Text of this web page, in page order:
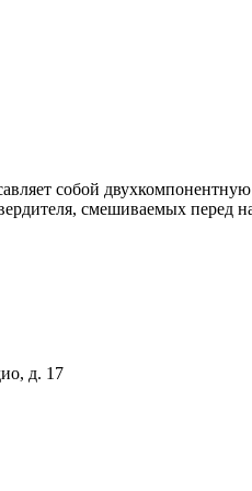
защиты
собой
смешиваемых перед
д. 17